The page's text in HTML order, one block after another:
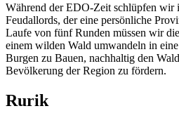
Während der EDO-Zeit schlüpfen wir
Feudallords, der eine persönliche
Laufe von fünf Runden müssen wir
einem wilden Wald umwandeln in
Burgen zu Bauen, nachhaltig den
Bevölkerung der Region zu fördern.
Rurik